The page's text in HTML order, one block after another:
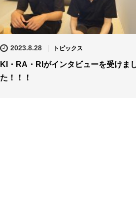
2023.8.28 トピックス
KI・RA・RIがインタビューを受けま
た！！！